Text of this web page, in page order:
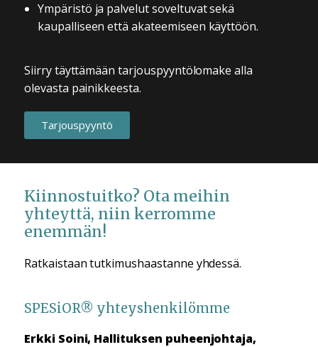
Ympäristö ja palvelut soveltuvat sekä
kaupalliseen että akateemiseen käyttöön.
Siirry täyttämään tarjouspyyntölomake alla
olevasta painikkeesta.
Tarjouspyyntö
Kiinnostuitko? Ota meihin
yhteyttä, niin kerromme
enemmän!
Ratkaistaan tutkimushaastanne yhdessä.
SPESiOR® yhteyshenkilömme
Erkki Soini, Hallituksen puheenjohtaja,